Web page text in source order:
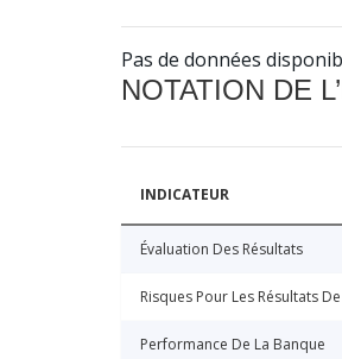
Pas de données
NOTATION DE
INDICATEUR
Évaluation Des Résultats
Risques Pour Les Résultats
Performance De La Banque